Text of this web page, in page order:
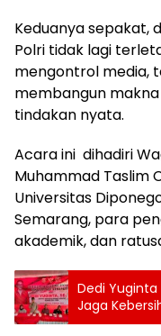
Keduanya sepakat,
Polri tidak lagi
mengontrol media,
membangun
tindakan nyata.
Acara ini dihadiri
Muhammad Taslim
Universitas
Semarang, para
akademik, dan
Dedi Yuginta
Jaga
Hujan PIP–WK